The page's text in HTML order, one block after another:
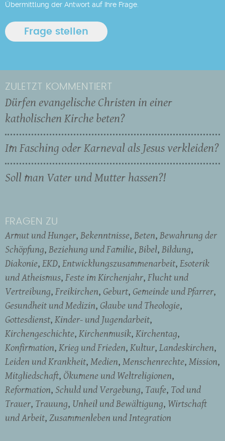
Übermittlung der Antwort auf Ihre Frage.
ZULETZT KOMMENTIERT
Dürfen evangelische Christen in einer
katholischen Kirche beten?
Im Fasching oder Karneval als Jesus verkleiden?
Soll man Vater und Mutter hassen?!
FRAGEN ZU
Armut und Hunger Bekenntnisse Beten Bewahrung der
Schöpfung Beziehung und Familie Bibel Bildung
Diakonie EKD Entwicklungszusammenarbeit Esoterik
und Atheismus Feste im Kirchenjahr Flucht und
Vertreibung Freikirchen Geburt Gemeinde und Pfarrer
Gesundheit und Medizin Glaube und Theologie
Gottesdienst Kinder- und Jugendarbeit
Kirchengeschichte Kirchenmusik Kirchentag
Konfirmation Krieg und Frieden Kultur Landeskirchen
Leiden und Krankheit Medien Menschenrechte Mission
Mitgliedschaft Ökumene und Weltreligionen
Reformation Schuld und Vergebung Taufe Tod und
Trauer Trauung Unheil und Bewältigung Wirtschaft
und Arbeit Zusammenleben und Integration